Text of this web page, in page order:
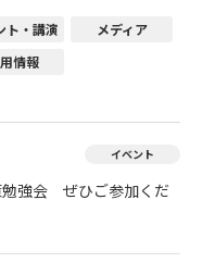
ト・講演
メディア
情報
イベント
強会 ぜひご参加くだ